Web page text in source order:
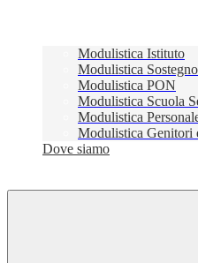
Modulistica Istituto
Modulistica Sostegno
Modulistica PON
Modulistica Scuola
Modulistica
Modulistica Genitori
Dove siamo